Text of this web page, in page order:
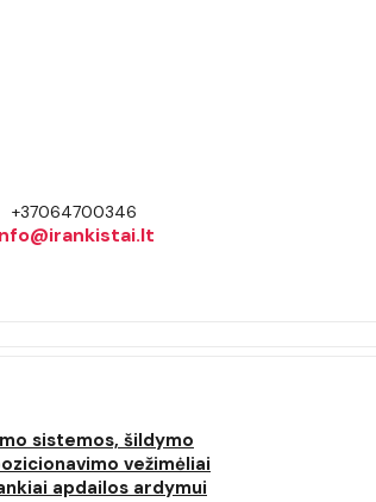
+37064700346
sistemos, šildymo
vežimėliai
apdailos ardymui